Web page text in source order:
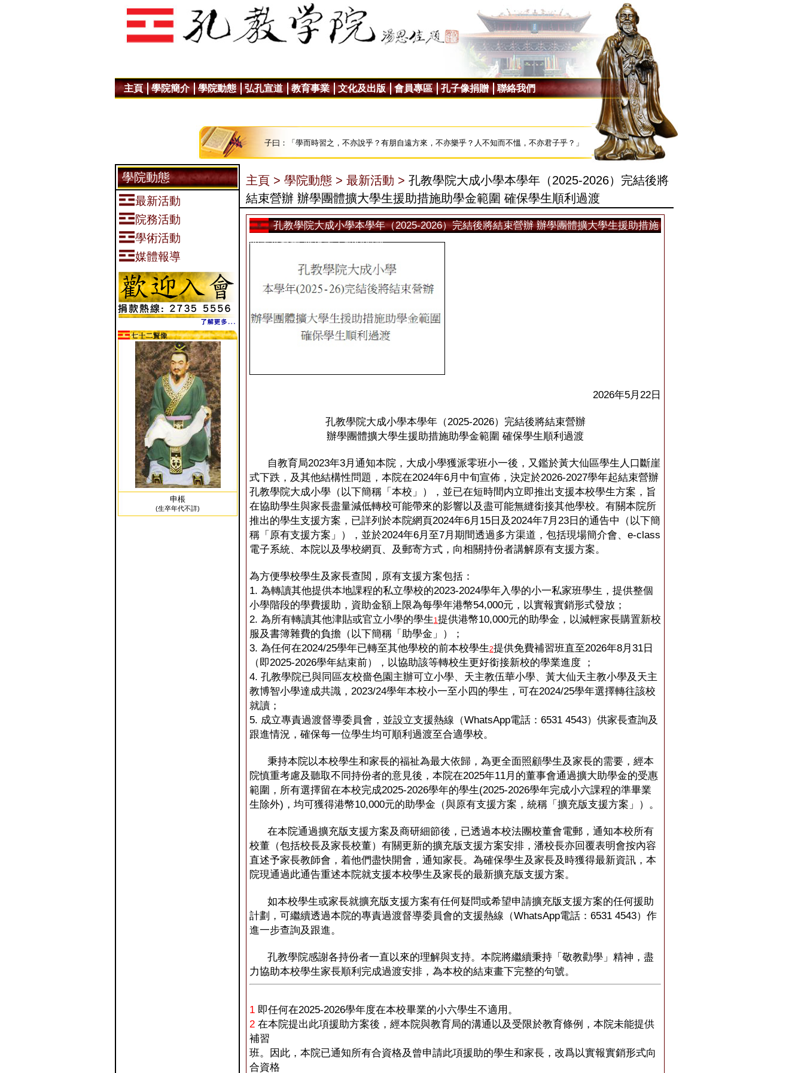
主頁 學院簡介 學院動態 弘孔宣道 教育事業 文化及出版 會員專區 孔子像捐贈 聯絡我們
子曰：「學而時習之，不亦說乎？有朋自遠方來，不亦樂乎？人不知而不慍，不亦君子乎？」
學院動態
最新活動
院務活動
學術活動
媒體報導
申棖
(生卒年代不詳)
主頁 > 學院動態 > 最新活動 > 孔教學院大成小學本學年（2025-2026）完結後將
結束營辦 辦學團體擴大學生援助措施助學金範圍 確保學生順利過渡
孔教學院大成小學本學年（2025-2026）完結後將結束營辦 辦學團體擴大學生援助措施
助學金範圍 確保學生順利過渡
2026年5月22日
孔教學院大成小學本學年（2025-2026）完結後將結束營辦
辦學團體擴大學生援助措施助學金範圍 確保學生順利過渡
自教育局2023年3月通知本院，大成小學獲派零班小一後，又鑑於黃大仙區學生人口斷崖
式下跌，及其他結構性問題，本院在2024年6月中旬宣佈，決定於2026-2027學年起結束營辦
孔教學院大成小學（以下簡稱「本校」），並已在短時間内立即推出支援本校學生方案，旨
在協助學生與家長盡量減低轉校可能帶來的影響以及盡可能無縫銜接其他學校。有關本院所
推出的學生支援方案，已詳列於本院網頁2024年6月15日及2024年7月23日的通告中（以下簡
稱「原有支援方案」），並於2024年6月至7月期間透過多方渠道，包括現場簡介會、e-class
電子系統、本院以及學校網頁、及郵寄方式，向相關持份者講解原有支援方案。
為方便學校學生及家長查閲，原有支援方案包括：
1. 為轉讀其他提供本地課程的私立學校的2023-2024學年入學的小一私家班學生，提供整個
小學階段的學費援助，資助金額上限為每學年港幣54,000元，以實報實銷形式發放；
2. 為所有轉讀其他津貼或官立小學的學生 1提供港幣10,000元的助學金，以減輕家長購置新校
服及書簿雜費的負擔（以下簡稱「助學金」）；
3. 為任何在2024/25學年已轉至其他學校的前本校學生2提供免費補習班直至2026年8月31日
（即2025-2026學年結束前），以協助該等轉校生更好銜接新校的學業進度 ；
4. 孔教學院已與同區友校嗇色園主辦可立小學、天主教伍華小學、黃大仙天主教小學及天主
教博智小學達成共識，2023/24學年本校小一至小四的學生，可在2024/25學年選擇轉往該校
就讀；
5. 成立專責過渡督導委員會，並設立支援熱線（WhatsApp電話：6531 4543）供家長查詢及
跟進情況，確保每一位學生均可順利過渡至合適學校。
秉持本院以本校學生和家長的福祉為最大依歸，為更全面照顧學生及家長的需要，經本
院慎重考慮及聽取不同持份者的意見後，本院在2025年11月的董事會通過擴大助學金的受惠
範圍，所有選擇留在本校完成2025-2026學年的學生(2025-2026學年完成小六課程的準畢業
生除外)，均可獲得港幣10,000元的助學金（與原有支援方案，統稱「擴充版支援方案」）。
在本院通過擴充版支援方案及商研細節後，已透過本校法團校董會電郵，通知本校所有
校董（包括校長及家長校董）有關更新的擴充版支援方案安排，潘校長亦回覆表明會按內容
直述予家長教師會，着他們盡快開會，通知家長。為確保學生及家長及時獲得最新資訊，本
院現通過此通告重述本院就支援本校學生及家長的最新擴充版支援方案。
如本校學生或家長就擴充版支援方案有任何疑問或希望申請擴充版支援方案的任何援助
計劃，可繼續透過本院的專責過渡督導委員會的支援熱線（WhatsApp電話：6531 4543）作
進一步查詢及跟進。
孔教學院感謝各持份者一直以來的理解與支持。本院將繼續秉持「敬教勸學」精神，盡
力協助本校學生家長順利完成過渡安排，為本校的結束畫下完整的句號。
1 即任何在2025-2026學年度在本校畢業的小六學生不適用。
2 在本院提出此項援助方案後，經本院與教育局的溝通以及受限於教育條例，本院未能提供
補習
班。因此，本院已通知所有合資格及曾申請此項援助的學生和家長，改爲以實報實銷形式向
合資格